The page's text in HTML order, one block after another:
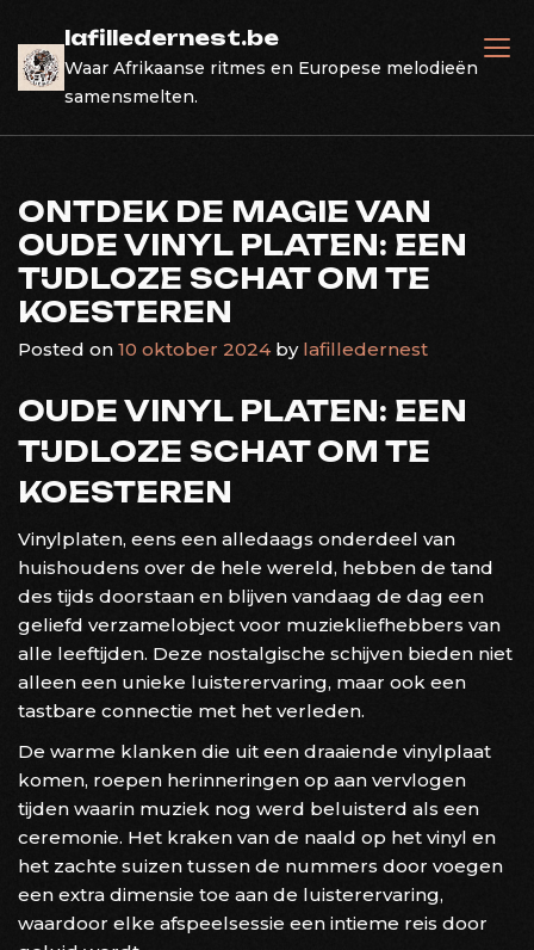
content
lafilledernest.be
Waar Afrikaanse ritmes en Europese melodieën
samensmelten.
ONTDEK DE MAGIE VAN
OUDE VINYL PLATEN: EEN
TIJDLOZE SCHAT OM TE
KOESTEREN
Posted on 10 oktober 2024by lafilledernest
OUDE VINYL PLATEN: EEN
TIJDLOZE SCHAT OM TE
KOESTEREN
Vinylplaten, eens een alledaags onderdeel van
huishoudens over de hele wereld, hebben de tand
des tijds doorstaan en blijven vandaag de dag een
geliefd verzamelobject voor muziekliefhebbers van
alle leeftijden. Deze nostalgische schijven bieden niet
alleen een unieke luisterervaring, maar ook een
tastbare connectie met het verleden.
De warme klanken die uit een draaiende vinylplaat
komen, roepen herinneringen op aan vervlogen
tijden waarin muziek nog werd beluisterd als een
ceremonie. Het kraken van de naald op het vinyl en
het zachte suizen tussen de nummers door voegen
een extra dimensie toe aan de luisterervaring,
waardoor elke afspeelsessie een intieme reis door